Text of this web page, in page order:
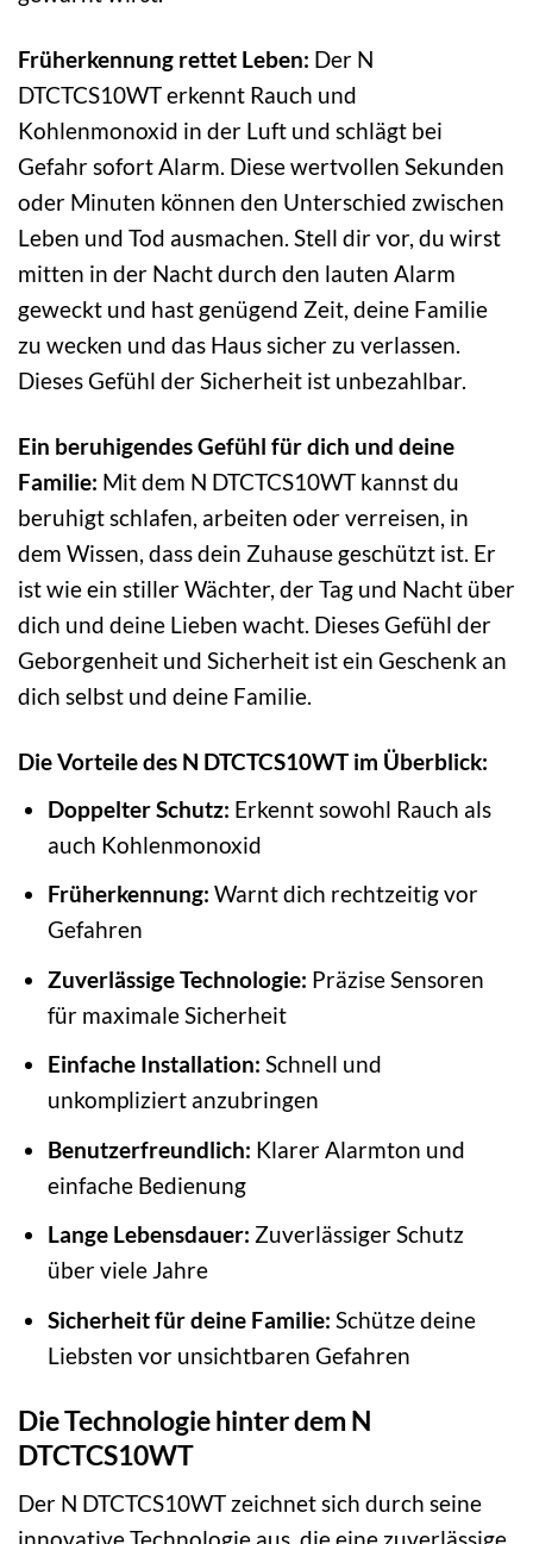
Früherkennung rettet Leben: Der N
DTCTCS10WT erkennt Rauch und
Kohlenmonoxid in der Luft und schlägt bei
Gefahr sofort Alarm. Diese wertvollen Sekunden
oder Minuten können den Unterschied zwischen
Leben und Tod ausmachen. Stell dir vor, du wirst
mitten in der Nacht durch den lauten Alarm
geweckt und hast genügend Zeit, deine Familie
zu wecken und das Haus sicher zu verlassen.
Dieses Gefühl der Sicherheit ist unbezahlbar.
Ein beruhigendes Gefühl für dich und deine
Familie: Mit dem N DTCTCS10WT kannst du
beruhigt schlafen, arbeiten oder verreisen, in
dem Wissen, dass dein Zuhause geschützt ist. Er
ist wie ein stiller Wächter, der Tag und Nacht über
dich und deine Lieben wacht. Dieses Gefühl der
Geborgenheit und Sicherheit ist ein Geschenk an
dich selbst und deine Familie.
Die Vorteile des N DTCTCS10WT im Überblick:
Doppelter Schutz: Erkennt sowohl Rauch als
auch Kohlenmonoxid
Früherkennung: Warnt dich rechtzeitig vor
Gefahren
Zuverlässige Technologie: Präzise Sensoren
für maximale Sicherheit
Einfache Installation: Schnell und
unkompliziert anzubringen
Benutzerfreundlich: Klarer Alarmton und
einfache Bedienung
Lange Lebensdauer: Zuverlässiger Schutz
über viele Jahre
Sicherheit für deine Familie: Schütze deine
Liebsten vor unsichtbaren Gefahren
Die Technologie hinter dem N
DTCTCS10WT
Der N DTCTCS10WT zeichnet sich durch seine